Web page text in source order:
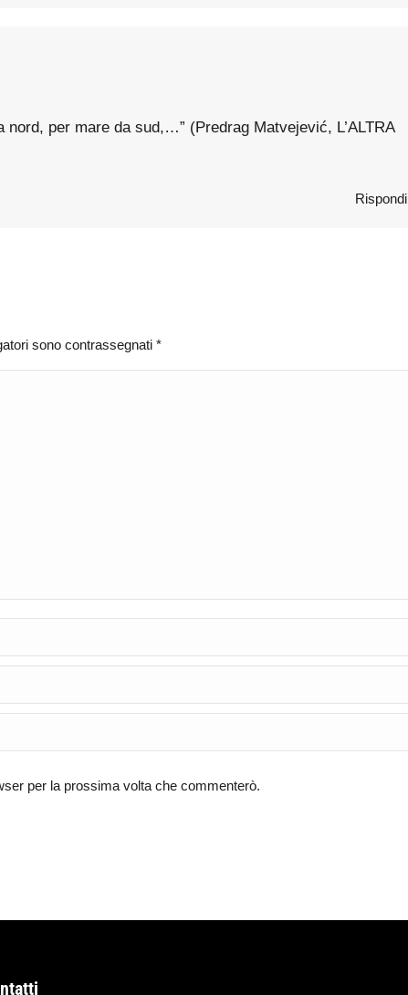
nord, per mare da sud,…” (Predrag Matvejević, L’ALTRA
Rispondi
sono contrassegnati *
per la prossima volta che commenterò.